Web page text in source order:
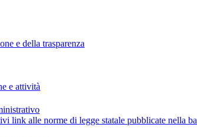
e della trasparenza
e attività
link alle norme di legge statale pubblicate nella